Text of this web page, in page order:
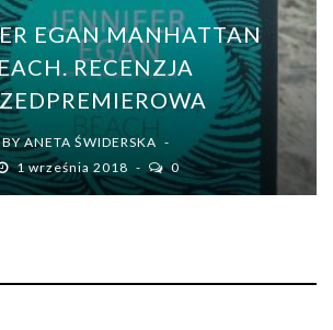
EGAN MANHATTAN
RECENZJA
BYANETA ŚWIDERSKA
1 września 2018
0